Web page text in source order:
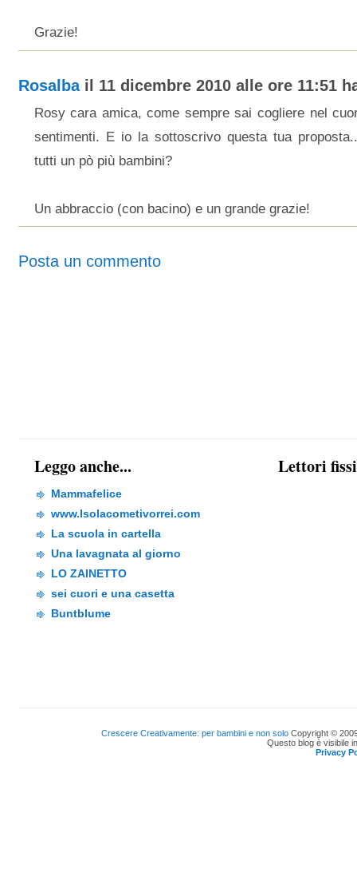
Grazie!
Rosalbail 11 dicembre 2010 alle ore 11:51
Rosy cara amica, come sempre sai cogliere nel
sentimenti. E io la sottoscrivo questa tua
tutti un pò più bambini?
Un abbraccio (con bacino) e un grande grazie!
Posta un commento
Leggo anche...
Mammafelice
www.Isolacometivorrei.com
La scuola in cartella
Una lavagnata al giorno
LO ZAINETTO
sei cuori e una casetta
Buntblume
Lettori fissi
Crescere Creativamente: per bambini e non solo Copyright ©
Questo blog è visibile
Privacy